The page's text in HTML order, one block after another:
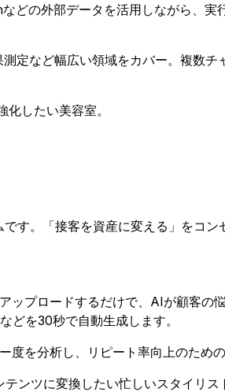
どの外部データを活用しながら、
測定など幅広い領域をカバー。複数
したい美容室。
です。「接客を資産に変える」をコ
ップロードするだけで、AIが顧客
どを30秒で自動生成します。
を分析し、リピート率向上のため
ンツに変換したい忙しいスタイリス